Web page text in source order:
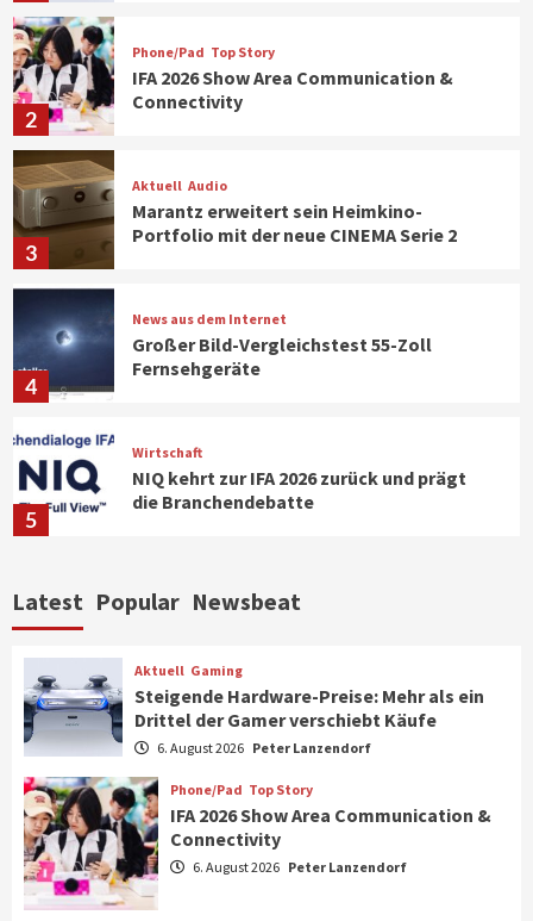
2
Phone/Pad Top Story
IFA 2026 Show Area Communication &
Connectivity
3
Aktuell Audio
Marantz erweitert sein Heimkino-
Portfolio mit der neue CINEMA Serie 2
4
News aus dem Internet
Großer Bild-Vergleichstest 55-Zoll
Fernsehgeräte
5
Wirtschaft
NIQ kehrt zur IFA 2026 zurück und prägt
die Branchendebatte
6
CHERRY baut Vertriebsteam in
7
Smart Living Top Story
Verbraucher setzen immer mehr auf
Aktuell Gaming
Steigende Hardware-Preise: Mehr als ein
Drittel der Gamer verschiebt Käufe
Latest Popular Newsbeat
Aktuell Gaming
Steigende Hardware-Preise: Mehr als ein
Drittel der Gamer verschiebt Käufe
6. August 2026 Peter Lanzendorf
Phone/Pad Top Story
IFA 2026 Show Area Communication &
Connectivity
6. August 2026 Peter Lanzendorf